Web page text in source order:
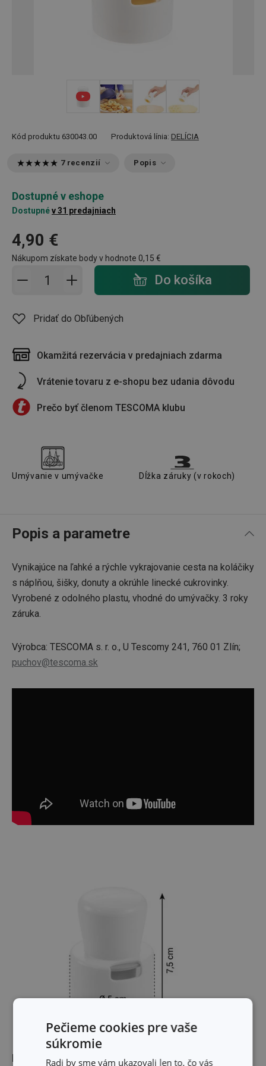
Kód produktu 630043.00 Produktová línia: DELÍCIA
7 recenzií Popis
Dostupné v eshope
Dostupnév 31 predajniach
4,90 €
Nákupom získate body v hodnote 0,15 €
Pridať do košíka - počet Do košíka
Pridať do Obľúbených
Okamžitá rezervácia v predajniach zdarma
Vrátenie tovaru z e-shopu bez udania dôvodu
Prečo byť členom TESCOMA klubu
Umývanie v umývačke Dĺžka záruky (v rokoch)
Popis a parametre
Vynikajúce na ľahké a rýchle vykrajovanie cesta na koláčiky
s náplňou, šišky, donuty a okrúhle linecké cukrovinky.
Vyrobené z odolného plastu, vhodné do umývačky. 3 roky
záruka.
Výrobca: TESCOMA s. r. o., U Tescomy 241, 760 01 Zlín;
puchov@tescoma.sk
Rozmery
Pečieme cookies pre vaše
súkromie
Radi by sme vám ukazovali len to, čo vás